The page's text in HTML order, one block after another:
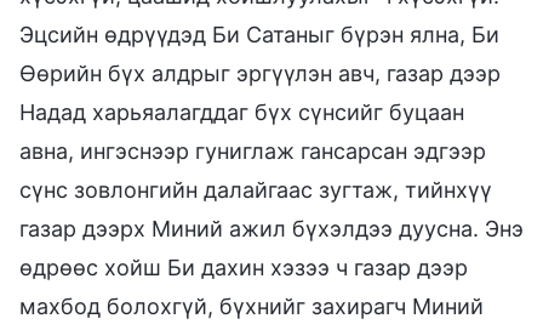
Эцсийн өдрүүдэд Би Сатаныг бүрэн ялна, Би
Өөрийн бүх алдрыг эргүүлэн авч, газар дээр
Надад харьяалагддаг бүх сүнсийг буцаан
авна, ингэснээр гуниглаж гансарсан эдгээр
сүнс зовлонгийн далайгаас зугтаж, тийнхүү
газар дээрх Миний ажил бүхэлдээ дуусна. Энэ
өдрөөс хойш Би дахин хэзээ ч газар дээр
махбод болохгүй, бүхнийг захирагч Миний